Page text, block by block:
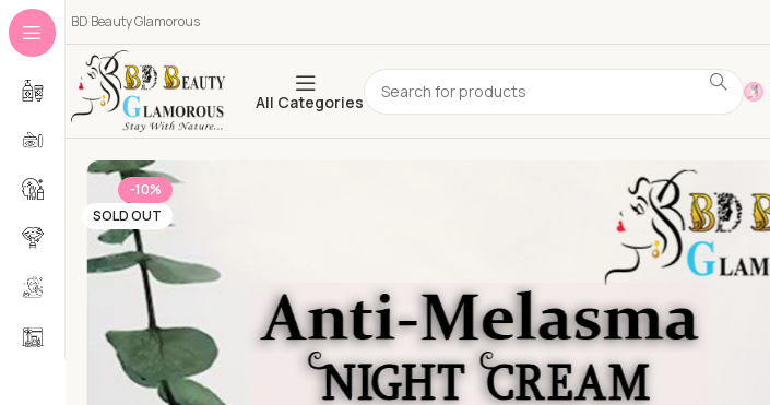
BD Beauty Glamorous
All Categories
-10%
SOLD OUT